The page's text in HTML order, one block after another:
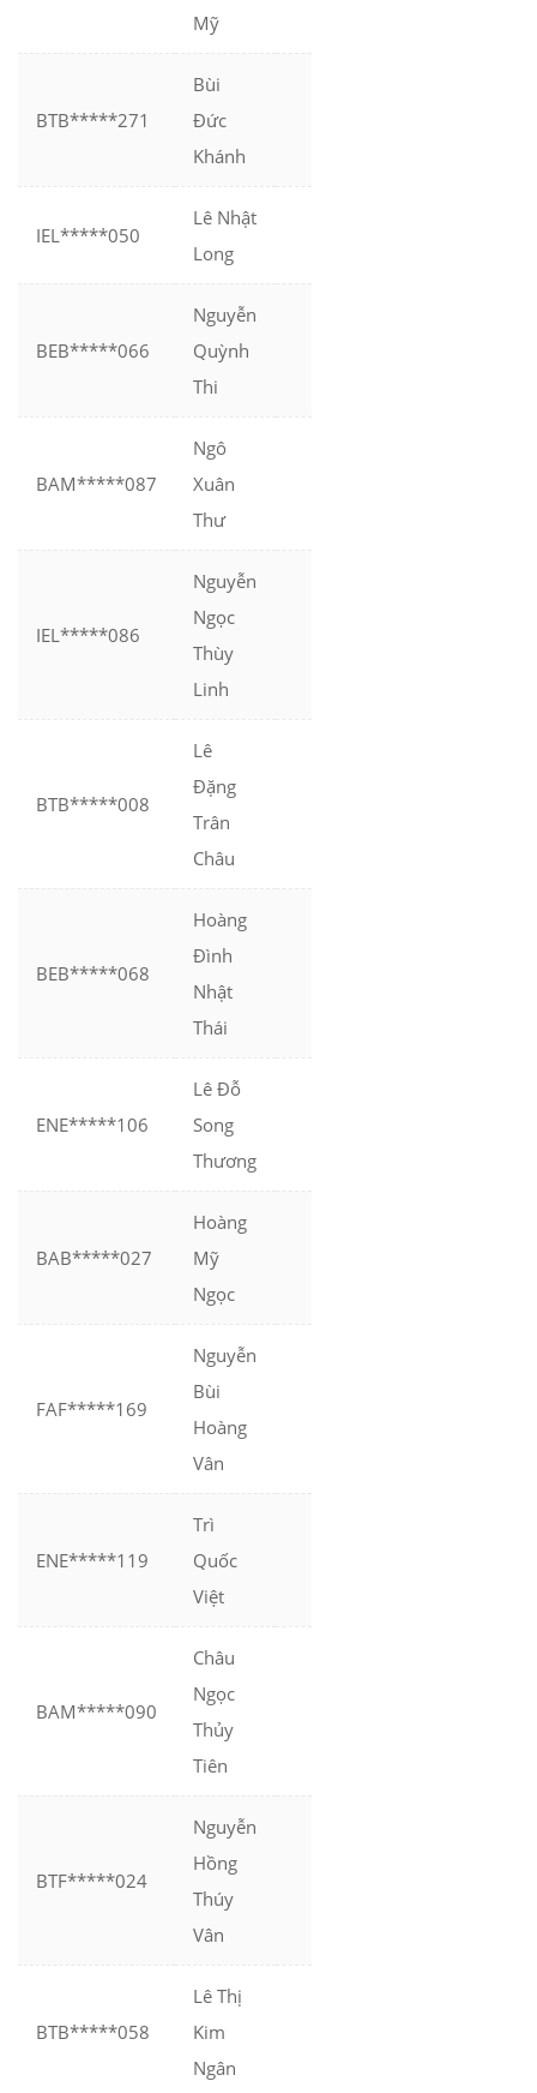
Mỹ
BTB*****271
Bùi
Đức
Khánh
IEL*****050
Lê Nhật
Long
BEB*****066
Nguyễn
Quỳnh
Thi
BAM*****087
Ngô
Xuân
Thư
IEL*****086
Nguyễn
Ngọc
Thùy
Linh
BTB*****008
Lê
Đặng
Trân
Châu
BEB*****068
Hoàng
Đình
Nhật
Thái
ENE*****106
Lê Đỗ
Song
Thương
BAB*****027
Hoàng
Mỹ
Ngọc
FAF*****169
Nguyễn
Bùi
Hoàng
Vân
ENE*****119
Trì
Quốc
Việt
BAM*****090
Châu
Ngọc
Thủy
Tiên
BTF*****024
Nguyễn
Hồng
Thúy
Vân
BTB*****058
Lê Thị
Kim
Ngân